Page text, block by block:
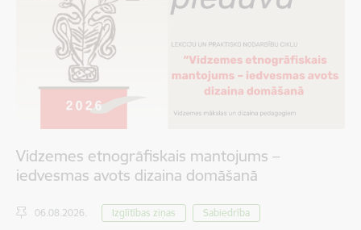
Vidzemes etnogrāfiskais mantojums –
iedvesmas avots dizaina domāšanā
06.08.2026. Izglītības ziņas Sabiedrība